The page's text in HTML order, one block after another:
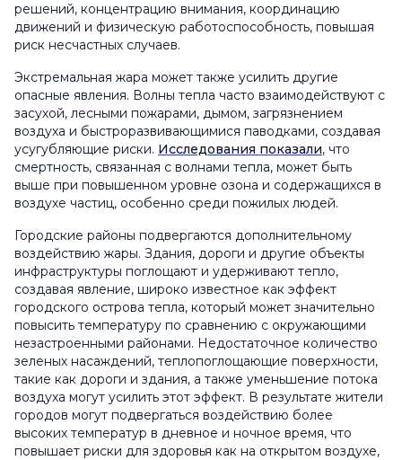
решений, концентрацию внимания, координацию
движений и физическую работоспособность, повышая
риск несчастных случаев.
Экстремальная жара может также усилить другие
опасные явления. Волны тепла часто взаимодействуют с
засухой, лесными пожарами, дымом, загрязнением
воздуха и быстроразвивающимися паводками, создавая
усугубляющие риски. Исследования показали, что
смертность, связанная с волнами тепла, может быть
выше при повышенном уровне озона и содержащихся в
воздухе частиц, особенно среди пожилых людей.
Городские районы подвергаются дополнительному
воздействию жары. Здания, дороги и другие объекты
инфраструктуры поглощают и удерживают тепло,
создавая явление, широко известное как эффект
городского острова тепла, который может значительно
повысить температуру по сравнению с окружающими
незастроенными районами. Недостаточное количество
зеленых насаждений, теплопоглощающие поверхности,
такие как дороги и здания, а также уменьшение потока
воздуха могут усилить этот эффект. В результате жители
городов могут подвергаться воздействию более
высоких температур в дневное и ночное время, что
повышает риски для здоровья как на открытом воздухе,